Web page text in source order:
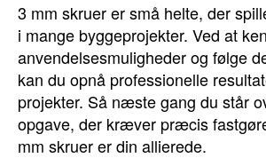
3 mm skruer er små helte, der
i mange byggeprojekter. Ved at
anvendelsesmuligheder og følge
kan du opnå professionelle
projekter. Så næste gang du står
opgave, der kræver præcis
mm skruer er din allierede.